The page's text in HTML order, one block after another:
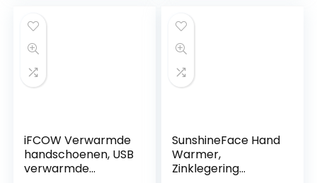
iFCOW Verwarmde
handschoenen, USB
verwarmde
SunshineFace Hand
Warmer,
Zinklegering